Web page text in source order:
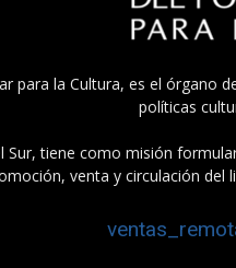
para la Cultura, es el órgano
políticas
Sur, tiene como misión
venta y circulación